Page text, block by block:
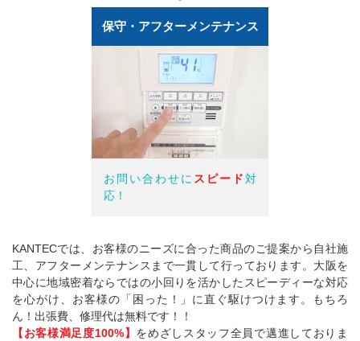
保守・アフターメンテナンス
お問い合わせに スピード 対
応！
KANTECでは、お客様のニーズに合った商品のご提案から自社施
工、アフターメンテナンスまで一貫して行っております。大阪を
中心に地域密着ならではの小回りを活かしたスピーディーな対応
を心がけ、お客様の「困った！」に直ぐ駆けつけます。もちろ
ん！出張費、修理代は無料です！！
【お客様満足度100%】 をめざしスタッフ全員で邁進しておりま